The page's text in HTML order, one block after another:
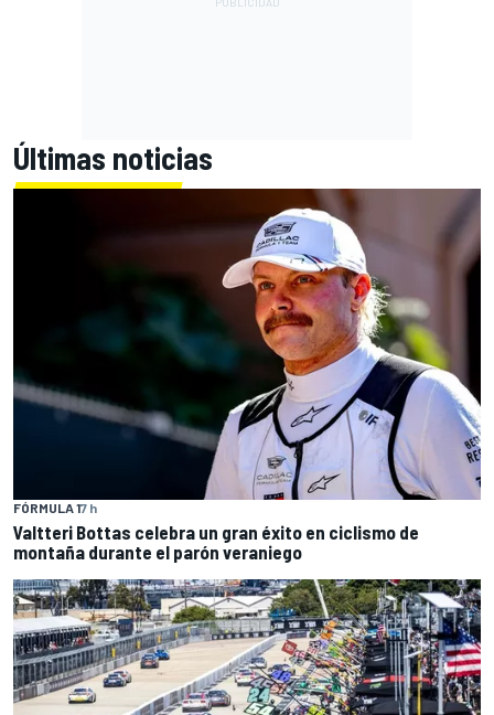
Últimas noticias
FÓRMULA 17 h
Valtteri Bottas celebra un gran éxito en ciclismo de
montaña durante el parón veraniego